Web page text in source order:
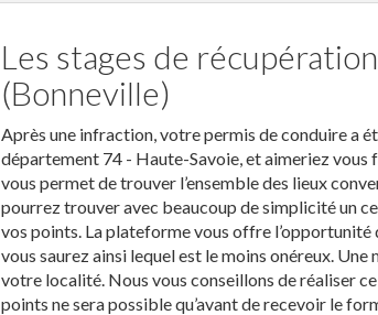
Les stages de
(Bonneville)
Après une infraction, votre permis de conduire a
département 74 - Haute-Savoie, et aimeriez
vous permet de trouver l’ensemble des lieux
pourrez trouver avec beaucoup de simplicité un
vos points. La plateforme vous offre l’opportunité
vous saurez ainsi lequel est le moins onéreux.
votre localité. Nous vous conseillons de réaliser
points ne sera possible qu’avant de recevoir le